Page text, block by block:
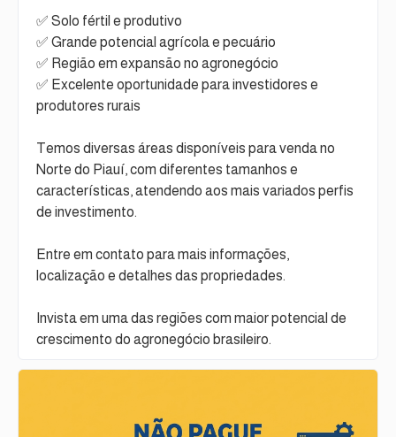
✅ Solo fértil e produtivo
✅ Grande potencial agrícola e pecuário
✅ Região em expansão no agronegócio
✅ Excelente oportunidade para investidores e
produtores rurais
Temos diversas áreas disponíveis para venda no
Norte do Piauí, com diferentes tamanhos e
características, atendendo aos mais variados perfis
de investimento.
Entre em contato para mais informações,
localização e detalhes das propriedades.
Invista em uma das regiões com maior potencial de
crescimento do agronegócio brasileiro.